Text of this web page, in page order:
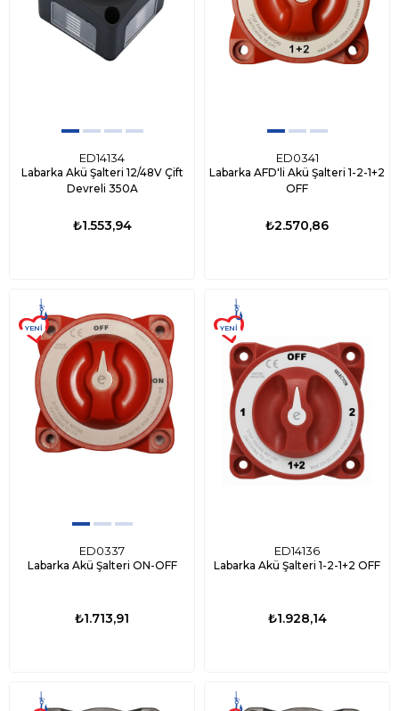
ED14134
Labarka Akü Şalteri 12/48V Çift
Devreli 350A
₺1.553,94
ED0341
Labarka AFD'li Akü Şalteri 1-2-1+2
OFF
₺2.570,86
ED0337
Labarka Akü Şalteri ON-OFF
₺1.713,91
YENI
ÜRÜN
ED14136
Labarka Akü Şalteri 1-2-1+2 OFF
₺1.928,14
YENI
ÜRÜN